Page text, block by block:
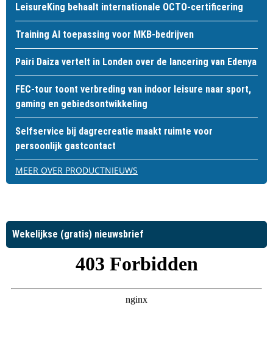
LeisureKing behaalt internationale OCTO-certificering
Training AI toepassing voor MKB-bedrijven
Pairi Daiza vertelt in Londen over de lancering van Edenya
FEC-tour toont verbreding van indoor leisure naar sport,
gaming en gebiedsontwikkeling
Selfservice bij dagrecreatie maakt ruimte voor
persoonlijk gastcontact
MEER OVER PRODUCTNIEUWS
Wekelijkse (gratis) nieuwsbrief